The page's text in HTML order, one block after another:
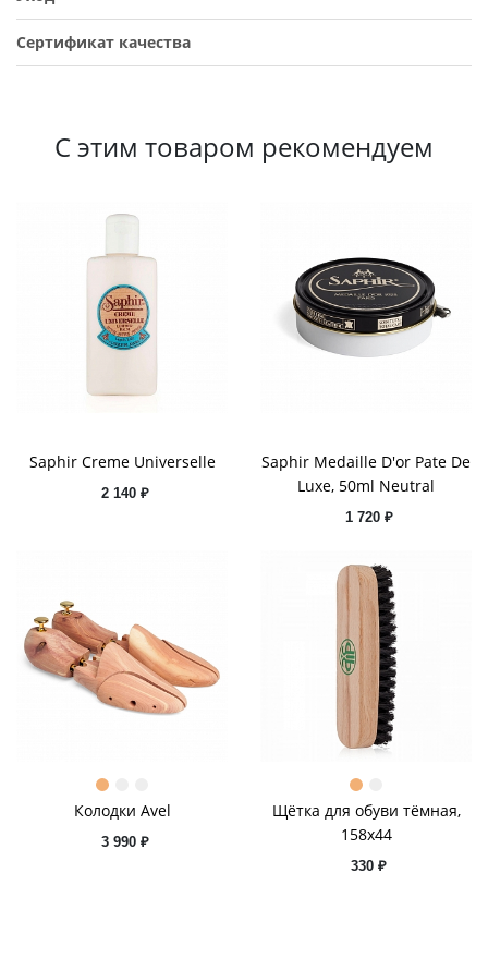
Сертификат качества
С этим товаром рекомендуем
Saphir Creme Universelle
2 140 ₽
Saphir Medaille D'or Pate De
Luxe, 50ml Neutral
1 720 ₽
Колодки Avel
3 990 ₽
Щётка для обуви тёмная,
158x44
330 ₽